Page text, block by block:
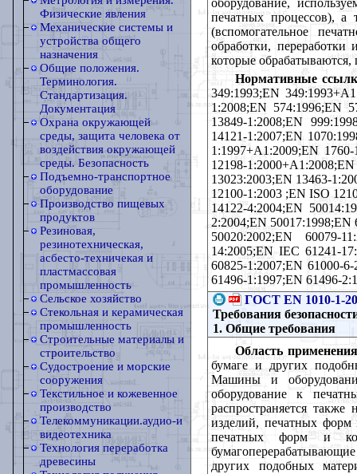
Физические явления
Механические системы и
устройства общего
назначения
Общие положения.
Терминология.
Стандартизация.
Документация
Охрана окружающей
среды, защита человека от
воздействия окружающей
среды. Безопасность
Подъемно-транспортное
оборудование
Производство пищевых
продуктов
Резиновая,
резинотехническая,
асбесто-техничекая и
пластмассовая
промышленность
Сельское хозяйство
Стекольная и керамическая
промышленность
Строительные материалы и
строительство
Судостроение и морские
сооружения
Текстильное и кожевенное
производство
Телекоммуникации.аудио-и
видеотехника
Технология переработка
древесины
печатных процессов), а
(вспомогательное
обработки,
которые
Нормативные
349:1993;EN
1:2008;EN 574:1996;EN
13849-1:2008;EN
14121-1:2007;EN
1:1997+A1:2009;EN
12198-
13023:2003;EN 13463-
12100-1:2003 ;EN ISO
14122-4:2004;EN
2:2004;EN 50017:1998;EN
50020:2002;EN 60079-
14:2005;EN IEC 61241-
60825-1:2007;EN 61000-
61496-1:1997;EN 61496-
ГОСТ EN 1010-1-
Требования
1. Общие требования
Область
бумаге и других
Машины и
оборудование к
распространяется
изделий, печатных форм
печатных форм и
других подобных